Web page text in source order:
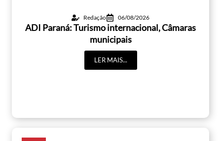
Redação 06/08/2026
ADI Paraná: Turismo internacional, Câmaras
municipais
LER MAIS...